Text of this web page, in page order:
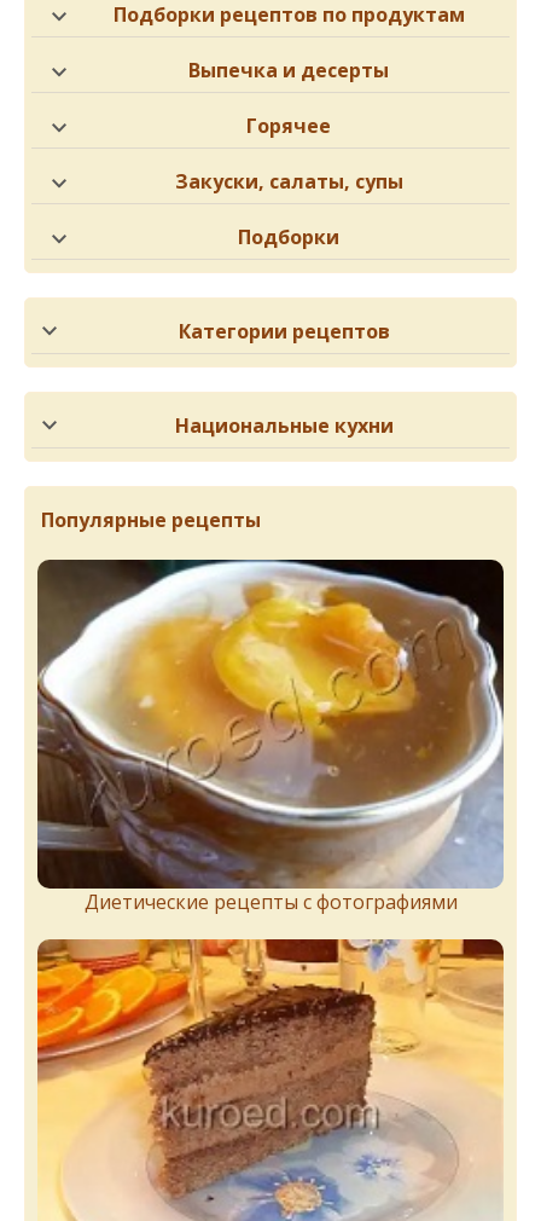
Подборки рецептов по продуктам
Выпечка и десерты
Горячее
Закуски, салаты, супы
Подборки
Категории рецептов
Национальные кухни
Популярные рецепты
Диетические рецепты с фотографиями